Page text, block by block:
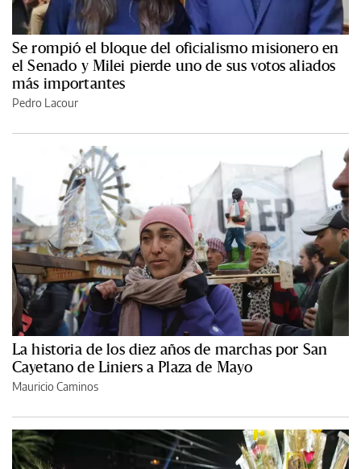
Se rompió el bloque del oficialismo misionero en
el Senado y Milei pierde uno de sus votos aliados
más importantes
Pedro Lacour
La historia de los diez años de marchas por San
Cayetano de Liniers a Plaza de Mayo
Mauricio Caminos